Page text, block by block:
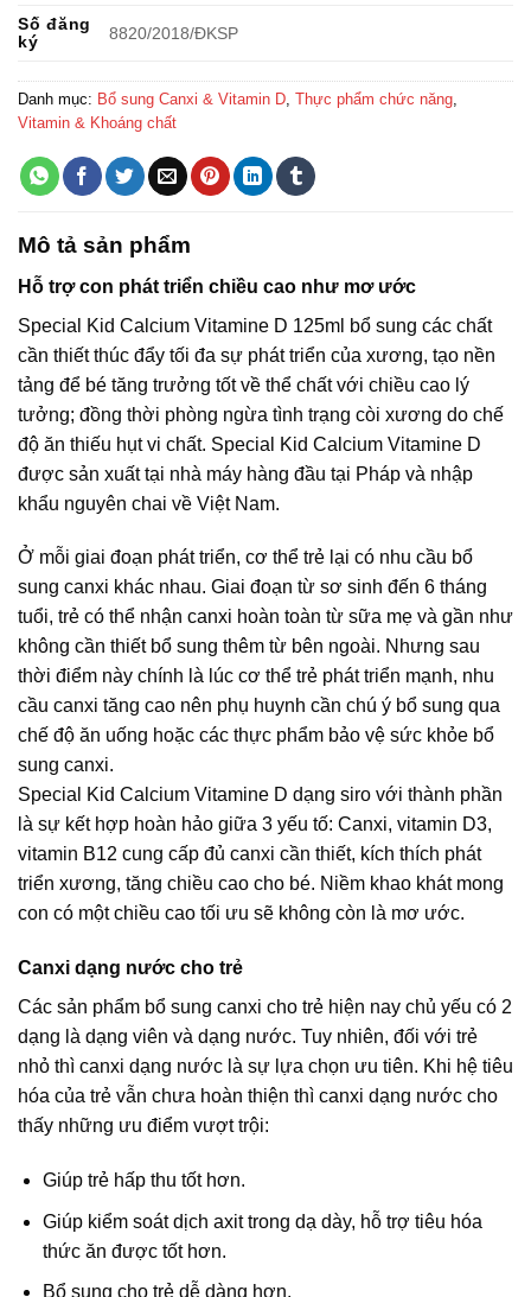
Số đăng
ký
8820/2018/ÐKSP
Danh mục: Bổ sung Canxi & Vitamin D, Thực phẩm chức năng,
Vitamin & Khoáng chất
Mô tả sản phẩm
Hỗ trợ con phát triển chiều cao như mơ ước
Special Kid Calcium Vitamine D 125ml bổ sung các chất
cần thiết thúc đẩy tối đa sự phát triển của xương, tạo nền
tảng để bé tăng trưởng tốt về thể chất với chiều cao lý
tưởng; đồng thời phòng ngừa tình trạng còi xương do chế
độ ăn thiếu hụt vi chất. Special Kid Calcium Vitamine D
được sản xuất tại nhà máy hàng đầu tại Pháp và nhập
khẩu nguyên chai về Việt Nam.
Ở mỗi giai đoạn phát triển, cơ thể trẻ lại có nhu cầu bổ
sung canxi khác nhau. Giai đoạn từ sơ sinh đến 6 tháng
tuổi, trẻ có thể nhận canxi hoàn toàn từ sữa mẹ và gần như
không cần thiết bổ sung thêm từ bên ngoài. Nhưng sau
thời điểm này chính là lúc cơ thể trẻ phát triển mạnh, nhu
cầu canxi tăng cao nên phụ huynh cần chú ý bổ sung qua
chế độ ăn uống hoặc các thực phẩm bảo vệ sức khỏe bổ
sung canxi.
Special Kid Calcium Vitamine D dạng siro với thành phần
là sự kết hợp hoàn hảo giữa 3 yếu tố: Canxi, vitamin D3,
vitamin B12 cung cấp đủ canxi cần thiết, kích thích phát
triển xương, tăng chiều cao cho bé. Niềm khao khát mong
con có một chiều cao tối ưu sẽ không còn là mơ ước.
Canxi dạng nước cho trẻ
Các sản phẩm bổ sung canxi cho trẻ hiện nay chủ yếu có 2
dạng là dạng viên và dạng nước. Tuy nhiên, đối với trẻ
nhỏ thì canxi dạng nước là sự lựa chọn ưu tiên. Khi hệ tiêu
hóa của trẻ vẫn chưa hoàn thiện thì canxi dạng nước cho
thấy những ưu điểm vượt trội:
Giúp trẻ hấp thu tốt hơn.
Giúp kiểm soát dịch axit trong dạ dày, hỗ trợ tiêu hóa
thức ăn được tốt hơn.
Bổ sung cho trẻ dễ dàng hơn.